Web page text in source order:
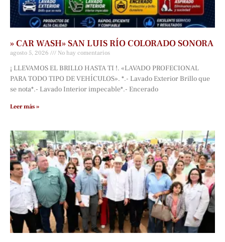
» CAR WASH» SAN LUIS RÍO COLORADO SONORA
agosto 5, 2026 No hay comentarios
¡ LLEVAMOS EL BRILLO HASTA TI !. «LAVADO PROFECIONAL
PARA TODO TIPO DE VEHÍCULOS». *.- Lavado Exterior Brillo que
se nota*.- Lavado Interior impecable*.- Encerado
Leer más »